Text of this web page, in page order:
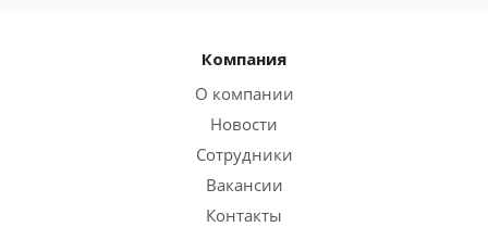
Компания
О компании
Новости
Сотрудники
Вакансии
Контакты